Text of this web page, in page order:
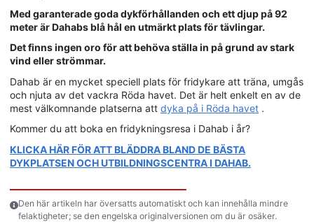
Med garanterade goda dykförhållanden och ett djup på 92
meter är Dahabs blå hål en utmärkt plats för tävlingar.
Det finns ingen oro för att behöva ställa in på grund av stark
vind eller strömmar.
Dahab är en mycket speciell plats för fridykare att träna, umgås
och njuta av det vackra Röda havet. Det är helt enkelt en av de
mest välkomnande platserna att dyka på i Röda havet .
Kommer du att boka en fridykningsresa i Dahab i år?
KLICKA HÄR FÖR ATT BLÄDDRA BLAND DE BÄSTA
DYKPLATSEN OCH UTBILDNINGSCENTRA I DAHAB.
Den här artikeln har översatts automatiskt och kan innehålla mindre
felaktigheter; se den engelska originalversionen om du är osäker.